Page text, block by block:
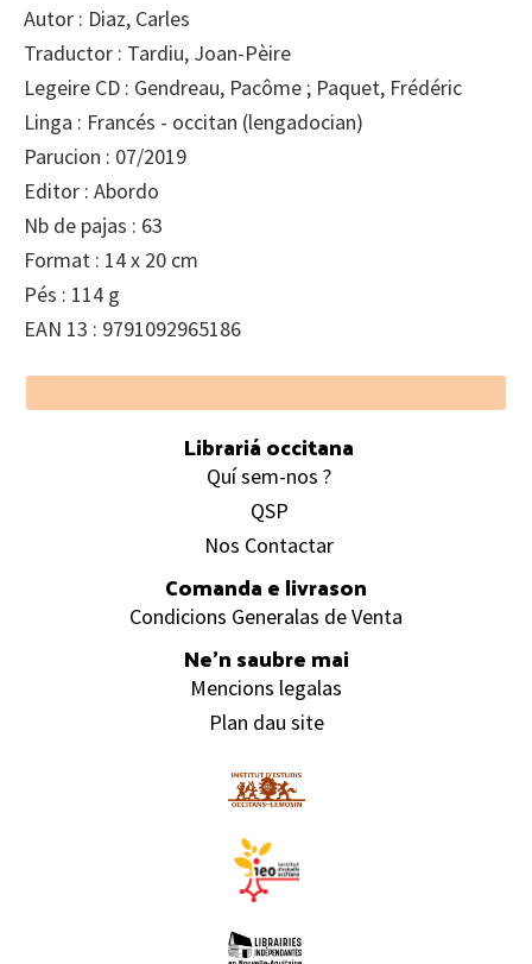
Autor : Diaz, Carles
Traductor : Tardiu, Joan-Pèire
Legeire CD : Gendreau, Pacôme ; Paquet, Frédéric
Linga : Francés - occitan (lengadocian)
Parucion : 07/2019
Editor : Abordo
Nb de pajas : 63
Format : 14 x 20 cm
Pés : 114 g
EAN 13 : 9791092965186
Footer
Librariá occitana
Quí sem-nos ?
QSP
Nos Contactar
Comanda e livrason
Condicions Generalas de Venta
Ne’n saubre mai
Mencions legalas
Plan dau site